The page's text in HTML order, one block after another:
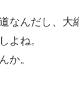
なんだし、大
よね。
か。